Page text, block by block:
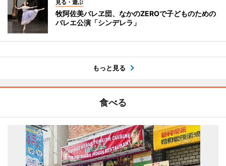
見る・遊ぶ
牧阿佐美バレヱ団、なかのZEROで子どものための
バレエ公演「シンデレラ」
もっと見る
食べる